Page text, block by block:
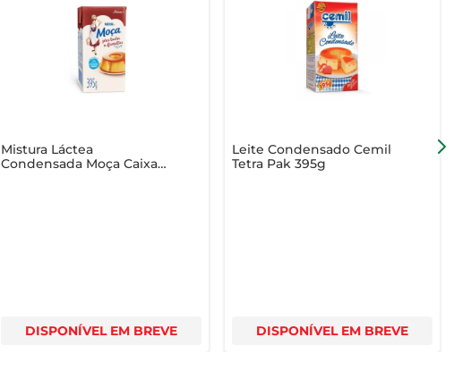
Mistura Láctea
Condensada Moça Caixa
DISPONÍVEL EM BREVE
Leite Condensado Cemil
Tetra Pak 395g
DISPONÍVEL EM BREVE